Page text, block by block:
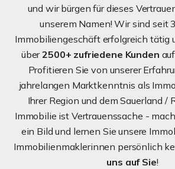
und wir bürgen für dieses
unserem Namen! Wir sind seit
Immobiliengeschäft erfolgreich tätig
über2500+ zufriedene Kunden
Profitieren Sie von unserer
jahrelangen Marktkenntnis als
Ihrer Region und dem Sauerland /
Immobilie ist Vertrauenssache -
ein Bild und lernen Sie unsere
Immobilienmaklerinnen persönlich
uns auf Sie!